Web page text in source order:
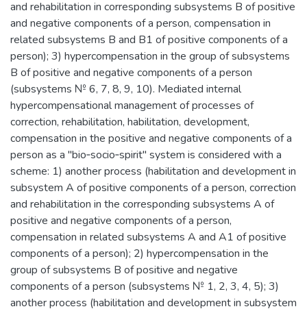
and rehabilitation in corresponding subsystems B of positive
and negative components of a person, compensation in
related subsystems B and B1 of positive components of a
person); 3) hypercompensation in the group of subsystems
B of positive and negative components of a person
(subsystems № 6, 7, 8, 9, 10). Mediated internal
hypercompensational management of processes of
correction, rehabilitation, habilitation, development,
compensation in the positive and negative components of a
person as a "bio‐socio‐spirit" system is considered with a
scheme: 1) another process (habilitation and development in
subsystem A of positive components of a person, correction
and rehabilitation in the corresponding subsystems A of
positive and negative components of a person,
compensation in related subsystems A and A1 of positive
components of a person); 2) hypercompensation in the
group of subsystems B of positive and negative
components of a person (subsystems № 1, 2, 3, 4, 5); 3)
another process (habilitation and development in subsystem